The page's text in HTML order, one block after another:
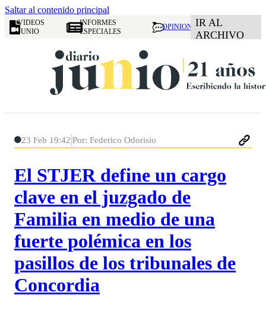
Saltar al contenido principal
VIDEOS
JUNIO
INFORMES
ESPECIALES
OPINION IR AL
ARCHIVO
23 Feb 19:42 Por: Federico Odorisio
El STJER define un cargo
clave en el juzgado de
Familia en medio de una
fuerte polémica en los
pasillos de los tribunales de
Concordia